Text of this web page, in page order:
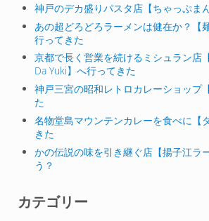
神戸のデカ盛りパスタ店【ちゃっぷま
あの超どろどろラーメンは健在か？【
行ってきた
京都で長く営業を続けるミシュラン店
Da Yuki】へ行ってきた
神戸三宮の昭和レトロカレーショップ
た
名物堂島マウンテンカレーを食べに【
きた
かの伝説の味を引き継ぐ店【揚子江ラ
う？
カテゴリー